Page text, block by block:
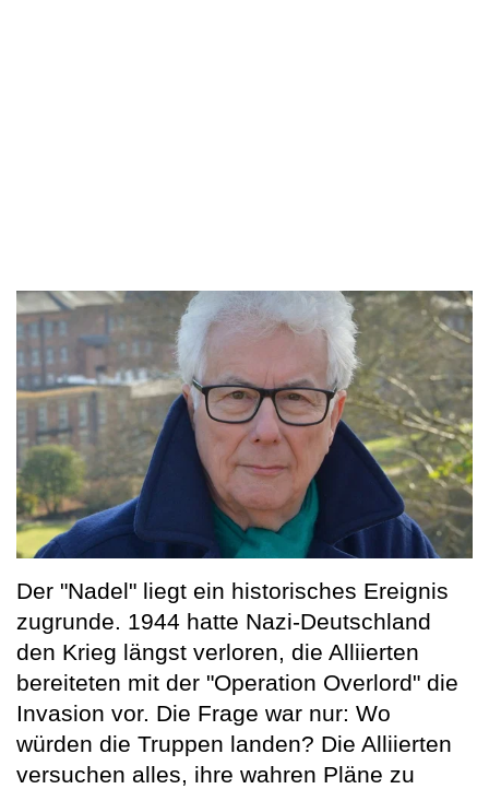
Der "Nadel" liegt ein historisches Ereignis
zugrunde. 1944 hatte Nazi-Deutschland
den Krieg längst verloren, die Alliierten
bereiteten mit der "Operation Overlord" die
Invasion vor. Die Frage war nur: Wo
würden die Truppen landen? Die Alliierten
versuchen alles, ihre wahren Pläne zu